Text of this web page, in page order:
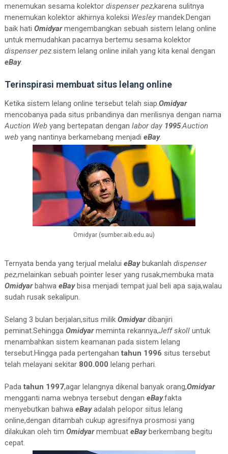
menemukan sesama kolektor dispenser pez,karena sulitnya
menemukan kolektor akhirnya koleksi Wesleymandek.Dengan
baik hati Omidyarmengembangkan sebuah sistem lelang online
untuk memudahkan pacarnya bertemu sesama kolektor
dispenser pez.sistem lelang online inilah yang kita kenal dengan
eBay.
Terinspirasi membuat situs lelang online
Ketika sistem lelang online tersebut telah siap.Omidyar
mencobanya pada situs pribandinya dan merilisnya dengan nama
Auction Webyang bertepatan dengan labor day 1995.Auction
webyang nantinya berkamebang menjadi eBay.
Omidyar (sumber:aib.edu.au)
Ternyata benda yang terjual melalui eBaybukanlah dispenser
pez,melainkan sebuah pointer leser yang rusak,membuka mata
Omidyarbahwa eBaybisa menjadi tempat jual beli apa saja,walau
sudah rusak sekalipun.
Selang 3 bulan berjalan,situs milik Omidyardibanjiri
peminat.Sehingga Omidyarmeminta rekannya,Jeff skolluntuk
menambahkan sistem keamanan pada sistem lelang
tersebut.Hingga pada pertengahan tahun 1996 situs tersebut
telah melayani sekitar 800.000 lelang perhari.
Pada tahun 1997,agar lelangnya dikenal banyak orang,Omidyar
mengganti nama webnya tersebut dengan eBay.fakta
menyebutkan bahwa eBayadalah pelopor situs lelang
online,dengan ditambah cukup agresifnya prosmosi yang
dilakukan oleh tim Omidyarmembuat eBayberkembang begitu
cepat.